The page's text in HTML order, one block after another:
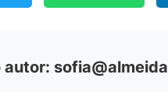
autor: sofia@almeida